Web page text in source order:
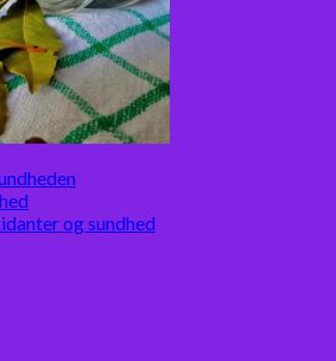
og sundhed